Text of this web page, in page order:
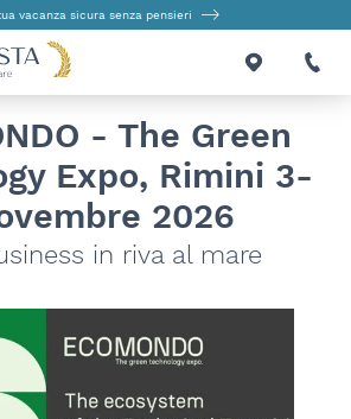
vacanza sicura senza pensieri
- The Green
Expo, Rimini 3-
2026
in riva al mare